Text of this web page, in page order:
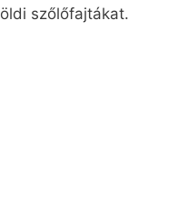
szőlőfajtákat.